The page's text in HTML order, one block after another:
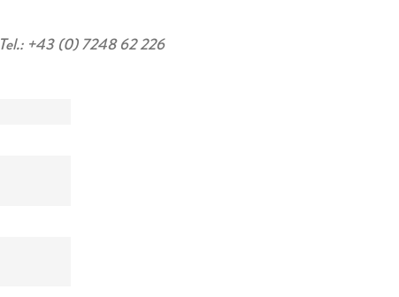
Tel.: +43 (0) 7248 62 226